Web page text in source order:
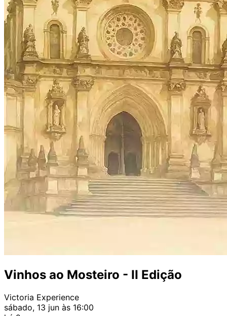
Vinhos ao Mosteiro - II Edição
Victoria Experience
sábado, 13 jun às 16:00